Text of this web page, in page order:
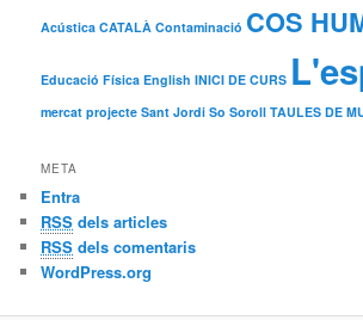
Acústica CATALÀ Contaminació COS
Educació Física English INICI DE CURS
mercat projecte Sant Jordi So Soroll TAULES DE
META
Entra
RSS dels articles
RSS dels comentaris
WordPress.org